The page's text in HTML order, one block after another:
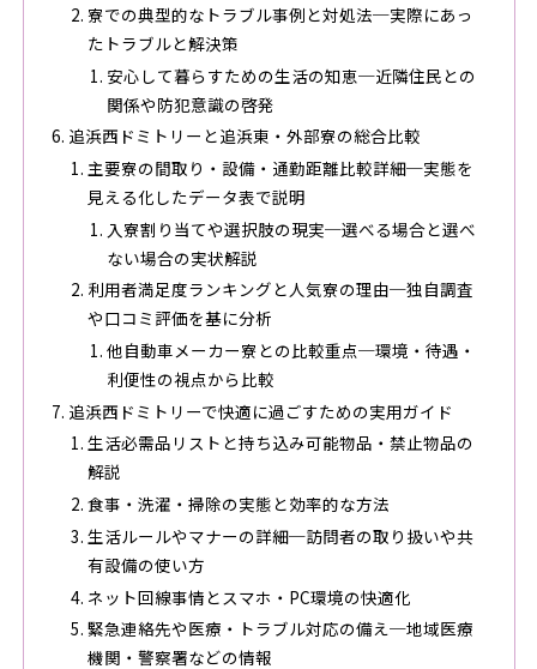
寮での典型的なトラブル事例と対処法─実際にあっ
たトラブルと解決策
安心して暮らすための生活の知恵─近隣住民との
関係や防犯意識の啓発
追浜西ドミトリーと追浜東・外部寮の総合比較
主要寮の間取り・設備・通勤距離比較詳細─実態を
見える化したデータ表で説明
入寮割り当てや選択肢の現実─選べる場合と選べ
ない場合の実状解説
利用者満足度ランキングと人気寮の理由─独自調査
や口コミ評価を基に分析
他自動車メーカー寮との比較重点─環境・待遇・
利便性の視点から比較
追浜西ドミトリーで快適に過ごすための実用ガイド
生活必需品リストと持ち込み可能物品・禁止物品の
解説
食事・洗濯・掃除の実態と効率的な方法
生活ルールやマナーの詳細─訪問者の取り扱いや共
有設備の使い方
ネット回線事情とスマホ・PC環境の快適化
緊急連絡先や医療・トラブル対応の備え─地域医療
機関・警察署などの情報